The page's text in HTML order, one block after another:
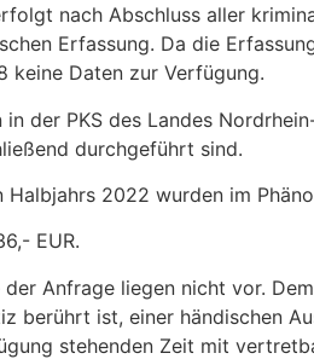
nach Abschluss aller
Erfassung. Da die
keine Daten zur Verfügung.
der PKS des Landes
durchgeführt sind.
Halbjahrs 2022 wurden im
EUR.
Anfrage liegen nicht vor.
berührt ist, einer händischen
stehenden Zeit mit